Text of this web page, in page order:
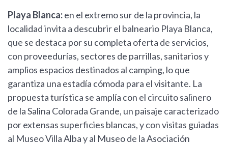
Playa Blanca:en el extremo sur de la provincia, la
localidad invita a descubrir el balneario Playa Blanca,
que se destaca por su completa oferta de servicios,
con proveedurías, sectores de parrillas, sanitarios y
amplios espacios destinados al camping, lo que
garantiza una estadía cómoda para el visitante. La
propuesta turística se amplía con el circuito salinero
de la Salina Colorada Grande, un paisaje caracterizado
por extensas superficies blancas, y con visitas guiadas
al Museo Villa Alba y al Museo de la Asociación